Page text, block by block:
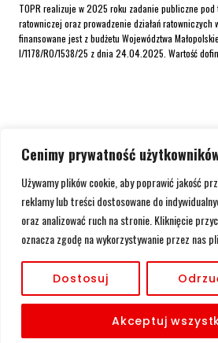
Cenimy prywatność
Używamy plików cookie, aby poprawić jakość
reklamy lub treści dostosowane do
oraz analizować ruch na stronie. Kliknięcie
oznacza zgodę na wykorzystywanie przez nas
Dostosuj
Akceptuj
TOPR realizuje w 2025 roku zadanie publiczne pod
ratowniczej oraz prowadzenie działań ratowniczych
finansowane jest z budżetu Województwa
I/1178/RO/1538/25 z dnia 24.04.2025. Wartość